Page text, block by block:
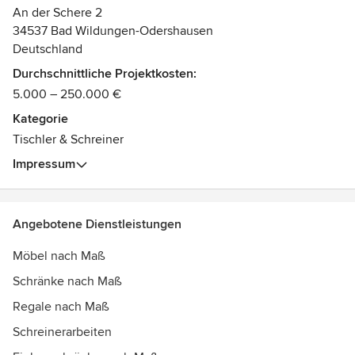
professionell ausgeführt.
Unser Anspruch ist, mit Leidenschaft ästhetische Lösungen
Qualität. Am Arbeitplatz oder in Kundenbereichen –
ein inspirierendes, ästhetisches Umfeld ist wertschaffend.
An der Schere 2
34537 Bad Wildungen-Odershausen
Deutschland
Durchschnittliche Projektkosten:
5.000 – 250.000 €
Kategorie
Tischler & Schreiner
Impressum
Angebotene Dienstleistungen
Möbel nach Maß
Schränke nach Maß
Regale nach Maß
Schreinerarbeiten